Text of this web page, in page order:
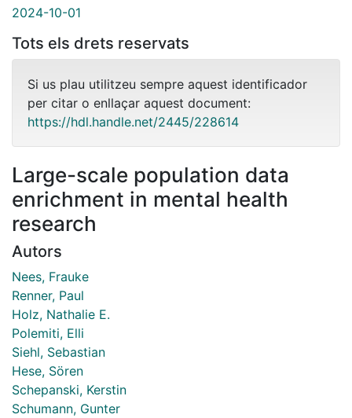
2024-10-01
Tots els drets reservats
Si us plau utilitzeu sempre aquest identificador
per citar o enllaçar aquest document:
https://hdl.handle.net/2445/228614
Large-scale population data
enrichment in mental health
research
Autors
Nees, Frauke
Renner, Paul
Holz, Nathalie E.
Polemiti, Elli
Siehl, Sebastian
Hese, Sören
Schepanski, Kerstin
Schumann, Gunter